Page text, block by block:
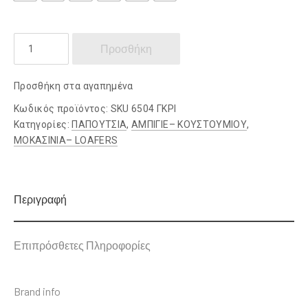
DAMIANI
Προσθήκη
Προσθήκη στα αγαπημένα
Κωδικός προϊόντος: SKU 6504 ΓΚΡΙ
Κατηγορίες: ΠΑΠΟΥΤΣΙΑ,ΑΜΠΙΓΙΕ– ΚΟΥΣΤΟΥΜΙΟΥ,
ΜΟΚΑΣΙΝΙΑ– LOAFERS
Περιγραφή
Επιπρόσθετες Πληροφορίες
Brand info